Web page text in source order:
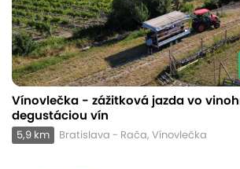
Vínovlečka - zážitková jazda vo
degustáciou vín
5,9 km Bratislava - Rača, Vínovlečka